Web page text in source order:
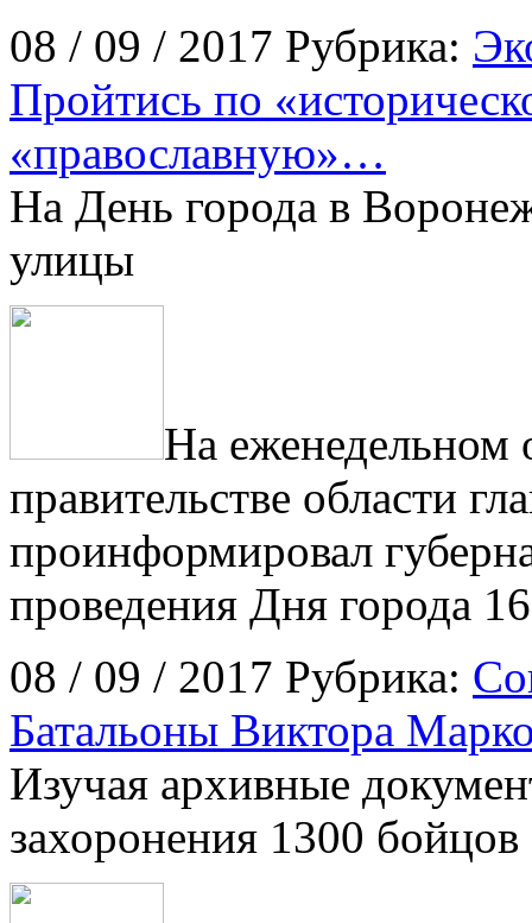
08 / 09 / 2017 Рубрика:
Пройтись по
«православную»…
На День города в
улицы
На еженедельном
правительстве области
проинформировал
проведения Дня города
08 / 09 / 2017 Рубрика:
Батальоны Виктора
Изучая архивные
захоронения 1300